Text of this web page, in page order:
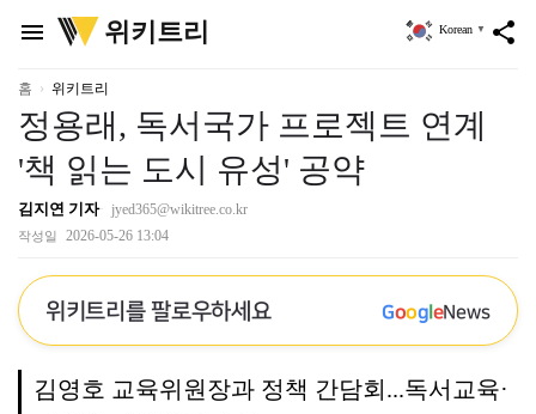
menu
위
키
리
위키트리 share
Korean ▼
홈 위키트리
정용래, 독서국가 프로젝트 연계
'책 읽는 도시 유성' 공약
김지연 기자 jyed365@wikitree.co.kr
작성일 2026-05-26 13:04
위키트리를 팔로우하세요 GoogleNews
김영호 교육위원장과 정책 간담회...독서교육·